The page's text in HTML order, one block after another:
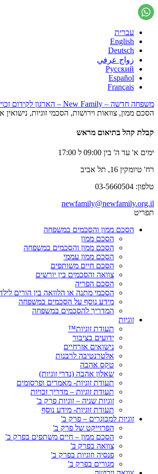
עברית
English
Deutsch
زواج عرفي
Русский
Español
Français
משפחה חדשה – New Family – הארגון לקידום זכויות המשפחה
הסכם ממון, צוואות וירושות, הסכמי זוגיות,
קבלת קהל בתיאום מראש
ימים א' עד ה' בין 09:00 ל 17:00
רח' טיומקין 16, תל אביב
טלפון: 03-5660504
newfamily@newfamily.org.il
תפריט
הסכם ממון והסכמים במשפחה
הסכם ממון
הסכם ממון והסכמים במשפחה
הסכם ממון עממי
הסכם חיים משותפים
צוואה והסכמים בין יורשים
הסכם הפריה
הסכמי מתנה או הלוואה בין הורים
מידע נוסף על הסכמים במשפחה
המדריך להסכמים במשפחה
זוגיות
תעודת זוגיות™
ידועים בציבור
נישואים אזרחיים
אלטרנטיבה לרבנות
טקס אהבה
שאלון אהבה (נדרי זוגיות)
תעודת זוגיות- מאמרים ופרסומים
תעודת זוגיות – מדריך זכויות
זוגיות שניה – זוגיות פרק ב'
תעודת זוגיות- מידע נוסף
זוגיות למבוגרים – פרק ב'
הפרוייקט של פרק ב'
הסכם ממון – חיים משתפים בפרק ב'
צוואה בפרק ב'
פנסיה וזוגיות בפרק ב'
מגורים בפרק ב'